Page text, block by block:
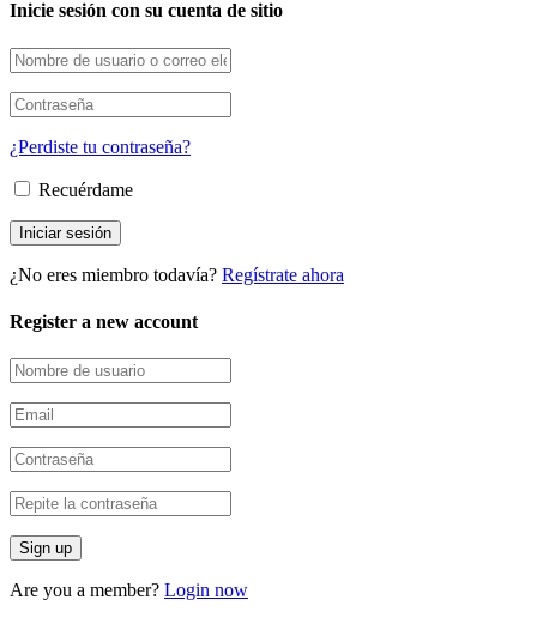
Inicie sesión con su cuenta de sitio
¿Perdiste tu contraseña?
Recuérdame
¿No eres miembro todavía? Regístrate ahora
Register a new account
Are you a member? Login now